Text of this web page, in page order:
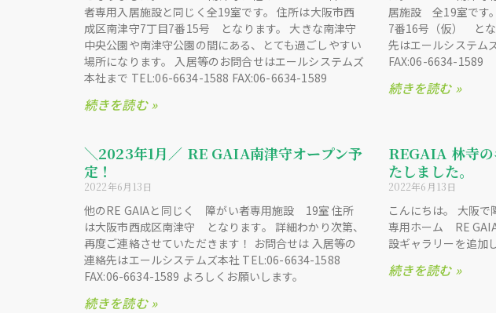
者専用入居施設と同じく全19室です。 住所は大阪市西
成区南津守7丁目7番15号 となります。 大きな南津守
中央公園や南津守公園の間にある、とても過ごしやすい
場所になります。 入居等のお問合せはエールシステムズ
本社まで TEL:06-6634-1588 FAX:06-6634-1589
続きを読む »
居施設 全19室です
7番16号（仮） とな
先はエールシステム
FAX:06-6634-1589
続きを読む »
＼2023年1月／ RE GAIA南津守オープン予
定！
2022年6月13日
他のRE GAIAと同じく 障がい者専用施設 19室 住所
は大阪市西成区南津守 となります。 詳細わかり次第、
再度ご連絡させていただきます！ お問合せは 入居等の
連絡先はエールシステムズ本社 TEL:06-6634-1588
FAX:06-6634-1589 よろしくお願いします。
続きを読む »
REGAIA 林寺
たしました。
2022年6月13日
こんにちは。 大阪
専用ホーム RE
設ギャラリーを追加
続きを読む »